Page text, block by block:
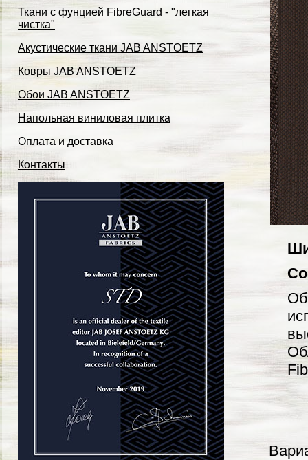
Ткани с фунцией FibreGuard - "легкая
чистка"
Акустические ткани JAB ANSTOETZ
Ковры JAB ANSTOETZ
Обои JAB ANSTOETZ
Напольная виниловая плитка
Оплата и доставка
Контакты